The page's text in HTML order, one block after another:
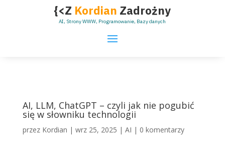
{<Z Kordian Zadrożny
AI, Strony WWW, Programowanie, Bazy danych
AI, LLM, ChatGPT – czyli jak nie pogubić
się w słowniku technologii
przez Kordian | wrz 25, 2025 | AI | 0 komentarzy